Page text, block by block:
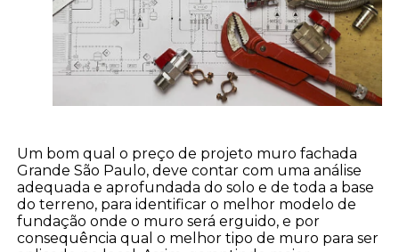
Um bom qual o preço de projeto muro fachada
Grande São Paulo, deve contar com uma análise
adequada e aprofundada do solo e de toda a base
do terreno, para identificar o melhor modelo de
fundação onde o muro será erguido, e por
consequência qual o melhor tipo de muro para ser